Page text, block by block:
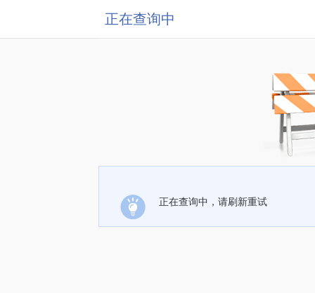
正在查询中
正在查询中，请刷新重试